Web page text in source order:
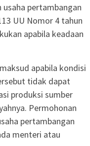
usaha pertambangan
UU Nomor 4 tahun
apabila keadaan
apabila kondisi
tidak dapat
produksi sumber
Permohonan
pertambangan
menteri atau